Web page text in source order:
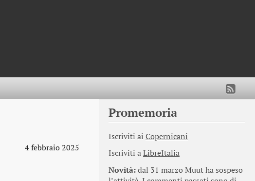
4 febbraio 2025
Promemoria
Iscriviti ai Copernicani
Iscriviti aLibreItalia
Novità:dal 31 marzo Muut ha sospeso